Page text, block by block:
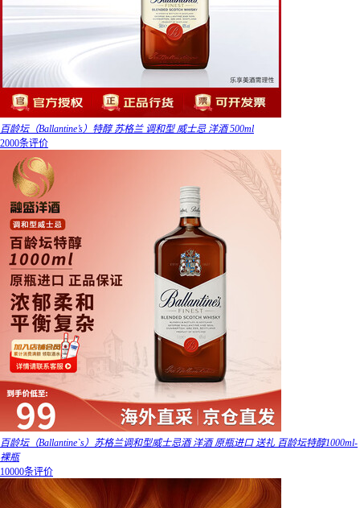
百龄坛（Ballantine’s）特醇 苏格兰 调和型 威士忌 洋酒 500ml
2000条评价
百龄坛（Ballantine`s）苏格兰调和型威士忌酒 洋酒 原瓶进口 送礼 百龄坛特醇1000ml-
裸瓶
10000条评价